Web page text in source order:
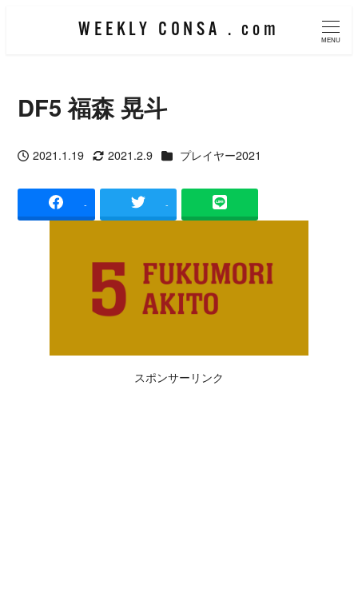
ン
ツ
WEEKLY CONSA . com
MENU
DF5 福森 晃斗
投稿日
2021.1.19
更新日
2021.2.9 カテゴリー
プレイヤー2021
- -
スポンサーリンク